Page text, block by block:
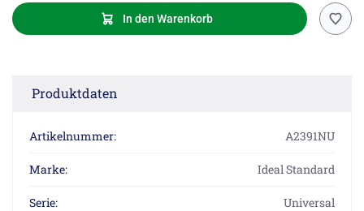
In den Warenkorb
Produktdaten
Artikelnummer: A2391NU
Marke: Ideal Standard
Serie: Universal